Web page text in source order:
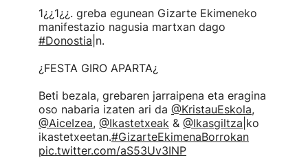
1¿¿1¿¿. greba egunean Gizarte Ekimeneko
manifestazio nagusia martxan dago
#Donostia |n.
¿FESTA GIRO APARTA¿
Beti bezala, grebaren jarraipena eta eragina
oso nabaria izaten ari da @KristauEskola,
@AiceIzea, @Ikastetxeak & @Ikasgiltza |ko
ikastetxeetan.#GizarteEkimenaBorrokan
pic.twitter.com/aS53Uv3INP